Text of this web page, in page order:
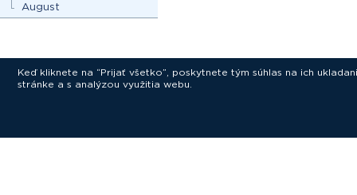
August
Keď kliknete na “Prijať všetko”, poskytnete tým súhlas na ich
stránke a s analýzou využitia webu.